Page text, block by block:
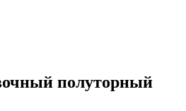
полуторный